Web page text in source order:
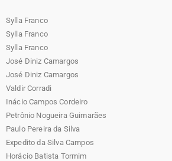
Sylla Franco
Sylla Franco
Sylla Franco
José Diniz Camargos
José Diniz Camargos
Valdir Corradi
Inácio Campos Cordeiro
Petrônio Nogueira Guimarães
Paulo Pereira da Silva
Expedito da Silva Campos
Horácio Batista Tormim